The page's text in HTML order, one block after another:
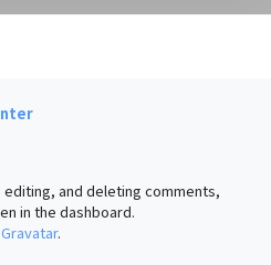
and deleting comments,
in the dashboard.
Gravatar.